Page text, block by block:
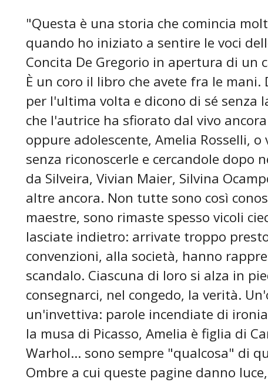
"Questa è una storia che comincia
quando ho iniziato a sentire le voci
Concita De Gregorio in apertura di un
È un coro il libro che avete fra le
per l'ultima volta e dicono di sé senza
che l'autrice ha sfiorato dal vivo
oppure adolescente, Amelia Rosselli,
senza riconoscerle e cercandole dopo
da Silveira, Vivian Maier, Silvina
altre ancora. Non tutte sono così
maestre, sono rimaste spesso vicoli
lasciate indietro: arrivate troppo
convenzioni, alla società, hanno
scandalo. Ciascuna di loro si alza in
consegnarci, nel congedo, la verità.
un'invettiva: parole incendiate di
la musa di Picasso, Amelia è figlia di
Warhol... sono sempre "qualcosa" di
Ombre a cui queste pagine danno